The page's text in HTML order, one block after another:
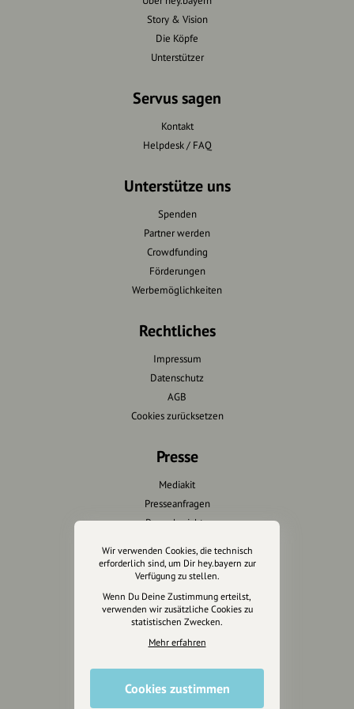
Story & Vision
Die Köpfe
Unterstützer
Servus sagen
Kontakt
Helpdesk / FAQ
Unterstütze uns
Spenden
Partner werden
Crowdfunding
Förderungen
Werbemöglichkeiten
Rechtliches
Impressum
Datenschutz
AGB
Cookies zurücksetzen
Presse
Mediakit
Presseanfragen
Presseberichte
Wir unterstützen Euch
Fotografie & mehr
Marketing
Design & Branding
Anakin Design
Wir verwenden Cookies, die technisch
erforderlich sind, um Dir hey.bayern zur
Verfügung zu stellen.
Wenn Du Deine Zustimmung erteilst,
verwenden wir zusätzliche Cookies zu
statistischen Zwecken.
Mehr erfahren
Cookies zustimmen